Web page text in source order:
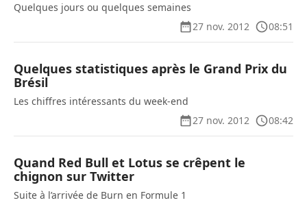
Quelques jours ou quelques semaines
27 nov. 2012
08:51
Quelques statistiques après le Grand Prix du
Brésil
Les chiffres intéressants du week-end
27 nov. 2012
08:42
Quand Red Bull et Lotus se crêpent le
chignon sur Twitter
Suite à l’arrivée de Burn en Formule 1